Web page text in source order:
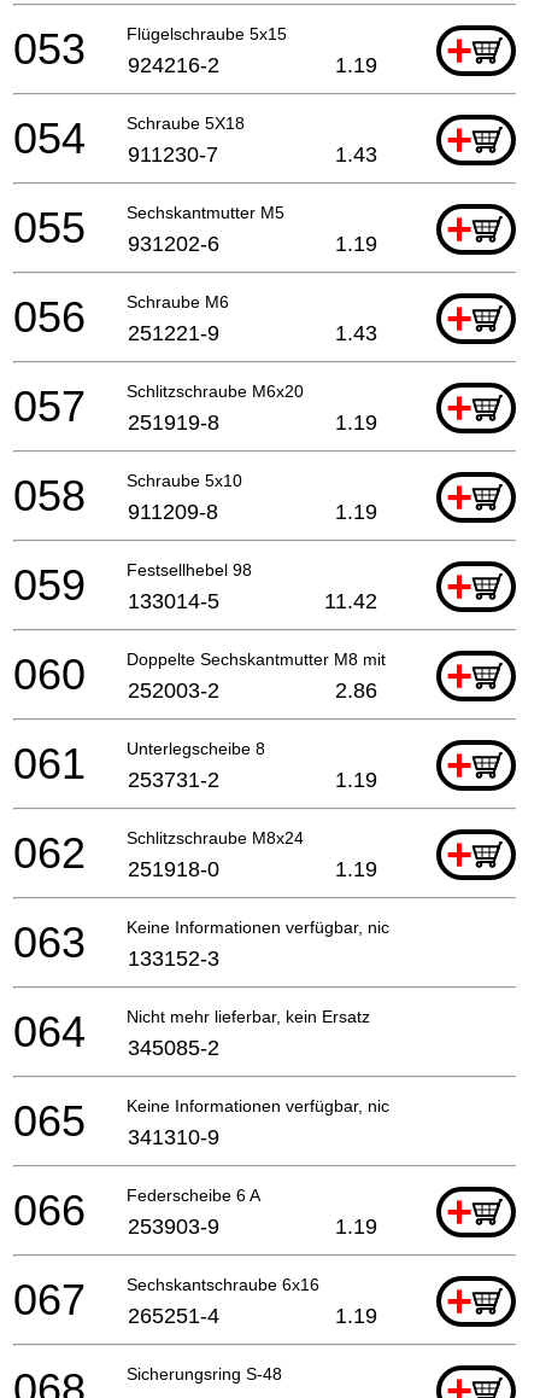
Flügelschraube 5x15 +
053 924216-2 1.19
Schraube 5X18 +
054 911230-7 1.43
Sechskantmutter M5 +
055 931202-6 1.19
Schraube M6 +
056 251221-9 1.43
Schlitzschraube M6x20 +
057 251919-8 1.19
Schraube 5x10 +
058 911209-8 1.19
Festsellhebel 98 +
059 133014-5 11.42
Doppelte Sechskantmutter M8 mit Hülse +
060 252003-2 2.86
Unterlegscheibe 8 +
061 253731-2 1.19
Schlitzschraube M8x24 +
062 251918-0 1.19
Keine Informationen verfügbar, nicht bestellbar
063 133152-3
Nicht mehr lieferbar, kein Ersatz
064 345085-2
Keine Informationen verfügbar, nicht bestellbar
065 341310-9
Federscheibe 6 A +
066 253903-9 1.19
Sechskantschraube 6x16 +
067 265251-4 1.19
Sicherungsring S-48